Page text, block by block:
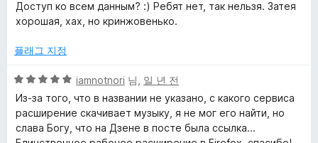
점
만
에
점
Доступ ко всем данным? :) Ребят нет, так нельзя. Затея
хорошая, хах, но кринжовенько.
플래그 지정
5
점
만
점
에
iamnotnori 님, 일 년 전
Из-за того, что в названии не указано, с какого сервиса
расширение скачивает музыку, я не мог его найти, но
слава Богу, что на Дзене в посте была ссылка...